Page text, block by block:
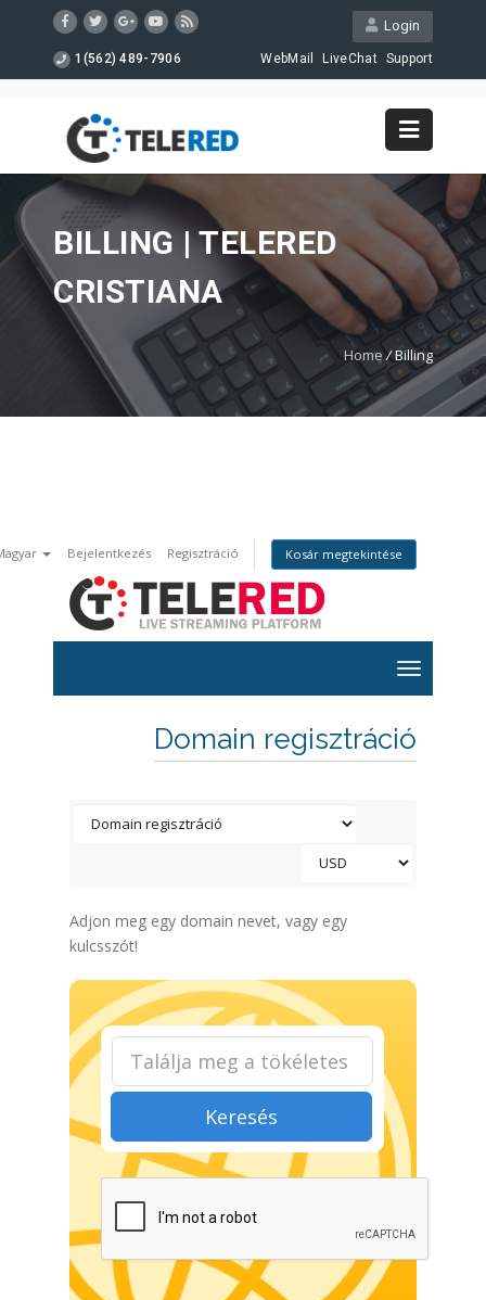
Login
1(562) 489-7906 WebMail LiveChat Support
BILLING | TELERED
CRISTIANA
Home/Billing
Bejelentkezés Regisztráció Kosár megtekintése
Domain regisztráció
Adjon meg egy domain nevet, vagy egy
kulcsszót!
Keresés